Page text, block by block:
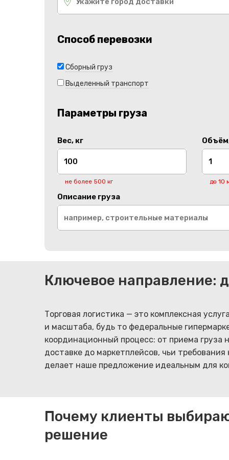
Способ перевозки
Сборный груз
Выделенный транспорт
Параметры груза
Вес, кг
не более 500 кг до 10
Описание груза
Ключевое направление:
Торговая логистика — это комплексная
и масштаба, будь то федеральные
координационный процесс: от приема груза
доставке до маркетплейсов, чьи
делает наше предложение идеальным для
Почему клиенты
решение